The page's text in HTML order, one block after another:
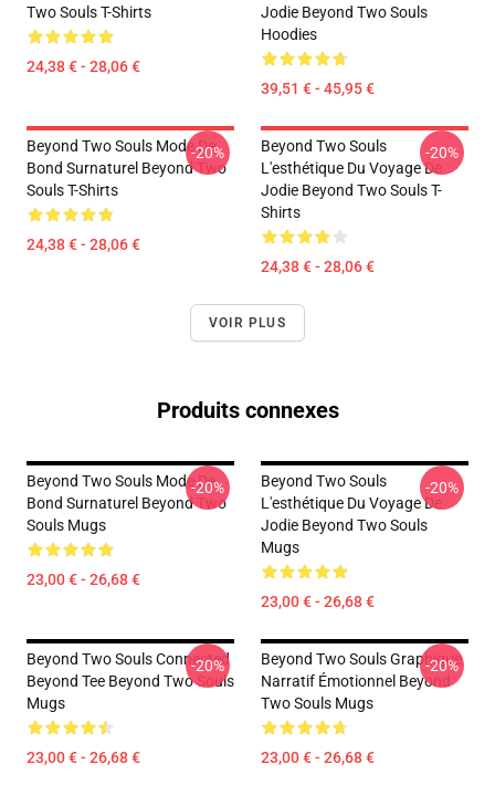
Two Souls T-Shirts
24,38 € - 28,06 €
Jodie Beyond Two Souls
Hoodies
39,51 € - 45,95 €
Beyond Two Souls Mode De
Bond Surnaturel Beyond Two
Souls T-Shirts
24,38 € - 28,06 €
-20%
Beyond Two Souls
L'esthétique Du Voyage De
Jodie Beyond Two Souls T-
Shirts
24,38 € - 28,06 €
-20%
VOIR PLUS
Produits connexes
Beyond Two Souls Mode De
Bond Surnaturel Beyond Two
Souls Mugs
23,00 € - 26,68 €
-20%
Beyond Two Souls
L'esthétique Du Voyage De
Jodie Beyond Two Souls
Mugs
23,00 € - 26,68 €
-20%
Beyond Two Souls Connected
Beyond Tee Beyond Two Souls
Mugs
23,00 € - 26,68 €
-20%
Beyond Two Souls Graphique
Narratif Émotionnel Beyond
Two Souls Mugs
23,00 € - 26,68 €
-20%